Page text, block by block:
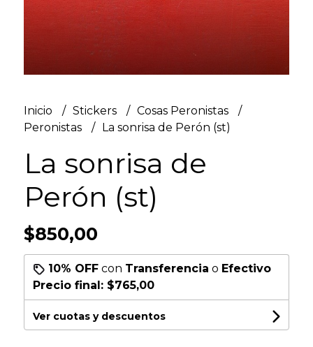
Inicio Stickers
Cosas Peronistas
Peronistas
La sonrisa de Perón (st)
La sonrisa de
Perón (st)
$850,00
10% OFFcon Transferencia o Efectivo
Precio final: $765,00
Ver cuotas y descuentos